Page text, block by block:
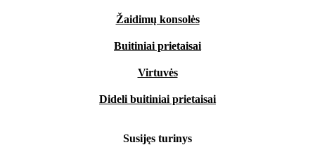
Žaidimų konsolės
Buitiniai prietaisai
Virtuvės
Dideli buitiniai prietaisai
Susijęs turinys